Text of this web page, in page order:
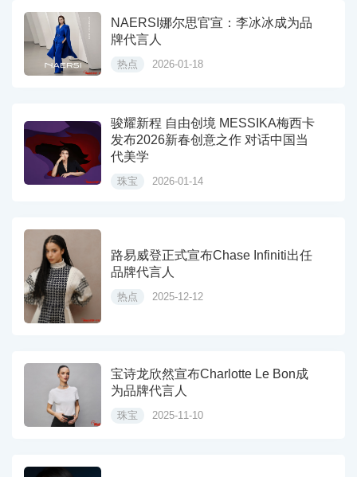
NAERSI娜尔思官宣：李冰冰成为品
牌代言人
热点 2026-01-18
骏耀新程 自由创境 MESSIKA梅西卡
发布2026新春创意之作 对话中国当
代美学
珠宝 2026-01-14
路易威登正式宣布Chase Infiniti出任
品牌代言人
热点 2025-12-12
宝诗龙欣然宣布Charlotte Le Bon成
为品牌代言人
珠宝 2025-11-10